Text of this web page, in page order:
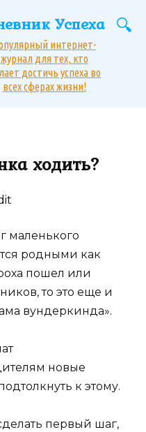
Успеха
интернет-
журнал для тех, кто
достичь успеха во
всех сферах жизни!
ходить?
маленького
родными как
пошел или
то это еще и
вундеркинда».
новые
к этому.
первый шаг,